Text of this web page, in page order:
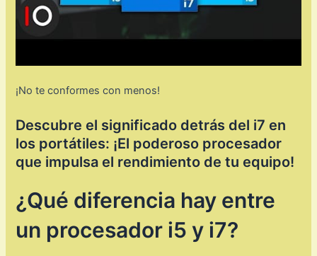
¡No te conformes con menos!
Descubre el significado detrás del i7 en
los portátiles: ¡El poderoso procesador
que impulsa el rendimiento de tu equipo!
¿Qué diferencia hay entre
un procesador i5 y i7?